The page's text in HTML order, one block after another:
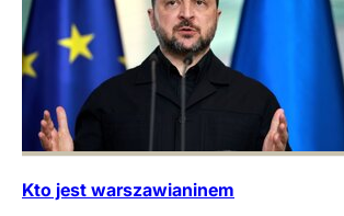
Kto jest warszawianinem